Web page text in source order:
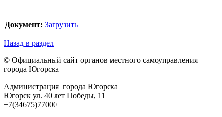
Документ: Загрузить
Назад в раздел
© Официальный сайт органов местного самоуправления
города Югорска
Администрация города Югорска
Югорск ул. 40 лет Победы, 11
+7(34675)77000